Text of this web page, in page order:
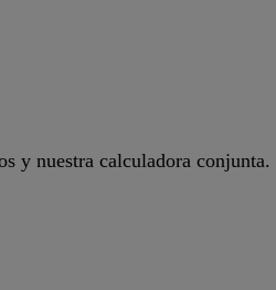
y nuestra calculadora conjunta.